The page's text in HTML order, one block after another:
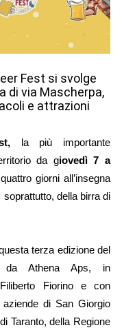
Fest si svolge
di via Mascherpa,
e attrazioni
la più importante
da giovedì 7 a
giorni all’insegna
soprattutto, della birra di
terza edizione del
da Athena Aps, in
Fiorino e con
di San Giorgio
Taranto, della Regione